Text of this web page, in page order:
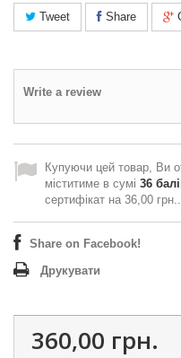
Tweet Share
Write a review
Купуючи цей товар, Ви
міститиме в сумі 36
сертифікат на 36,00 грн..
Share on Facebook!
Друкувати
360,00 грн.